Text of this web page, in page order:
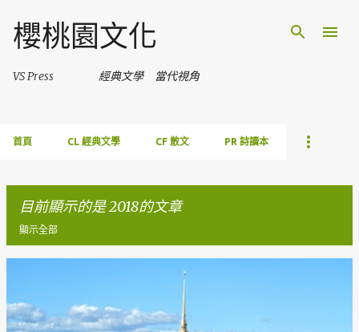
跳到主要內容
櫻桃園文化
VS Press 經典文學 當代視角
首頁 CL 經典文學 CF 散文 PR 詩讀本
目前顯示的是 2018的文章
顯示全部
表